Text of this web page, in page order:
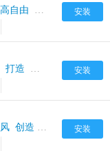
安装
高自由 凡人修仙 挂机
安装
打造 动作手游 兄弟
安装
创造 独立 挑战 刺激